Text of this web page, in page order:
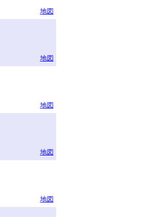
地図
地図
地図
地図
地図